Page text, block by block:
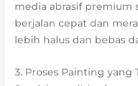
media abrasif premium
berjalan cepat dan
lebih halus dan bebas
3. Proses Painting yang